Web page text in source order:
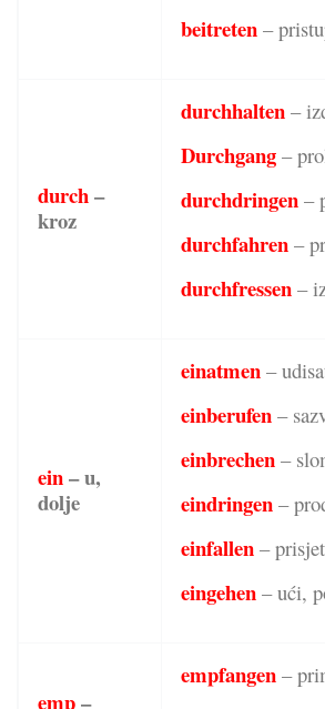
beitreten –
durch–
kroz
durchhalten –
Durchgang –
durchdringen –
durchfahren –
durchfressen –
ein– u,
dolje
einatmen –
einberufen –
einbrechen –
eindringen –
einfallen –
eingehen – ući,
emp–
empfangen –